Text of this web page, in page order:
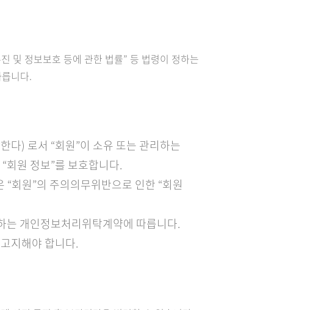
및 정보보호 등에 관한 법률” 등 법령이 정하는
니다.
다) 로서 “회원”이 소유 또는 관리하는
회원 정보”를 보호합니다.
회원”의 주의의무위반으로 인한 “회원
는 개인정보처리위탁계약에 따릅니다.
지해야 합니다.